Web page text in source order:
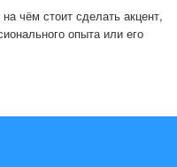
чём стоит сделать акцент,
опыта или его